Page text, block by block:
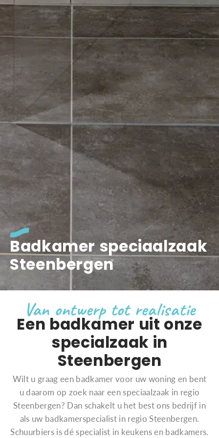
Badkamer speciaalzaak
Steenbergen
Van ontwerp tot realisatie
Een badkamer uit onze
specialzaak in
Steenbergen
Wilt u graag een badkamer voor uw woning en bent
u daarom op zoek naar een speciaalzaak in regio
Steenbergen? Dan schakelt u het best ons bedrijf in
als uw badkamerspecialist in regio Steenbergen.
Schuurbiers is dé specialist in keukens en badkamers.